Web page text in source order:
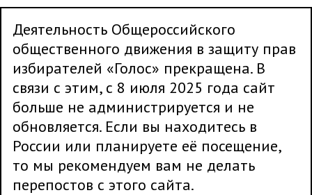
Деятельность Общероссийского
общественного движения в защиту прав
избирателей «Голос» прекращена. В
связи с этим, с 8 июля 2025 года сайт
больше не администрируется и не
обновляется. Если вы находитесь в
России или планируете её посещение,
то мы рекомендуем вам не делать
перепостов с этого сайта.